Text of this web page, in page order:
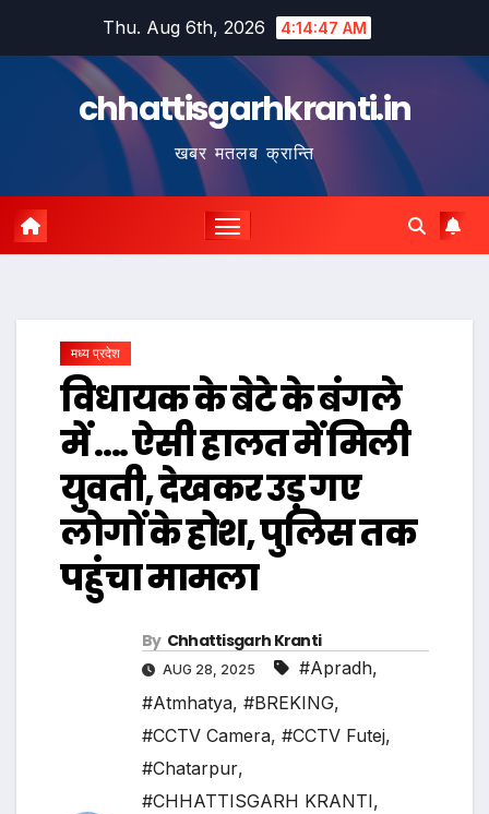
Thu. Aug 6th, 2026 4:14:48 AM
chhattisgarhkranti.in
खबर मतलब क्रान्ति
मध्य प्रदेश
विधायक के बेटे के बंगले
में …. ऐसी हालत में मिली
युवती, देखकर उड़ गए
लोगों के होश, पुलिस तक
पहुंचा मामला
By Chhattisgarh Kranti
AUG 28, 2025 #Apradh,
#Atmhatya, #BREKING,
#CCTV Camera, #CCTV Futej,
#Chatarpur,
#CHHATTISGARH KRANTI,